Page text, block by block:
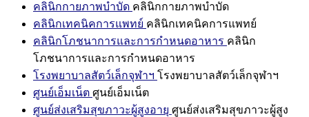
คลินิกกายภาพบำบัด คลินิกกายภาพบำบัด
คลินิกเทคนิคการแพทย์ คลินิกเทคนิคการแพทย์
คลินิกโภชนาการและการกำหนดอาหาร คลินิก
โภชนาการและการกำหนดอาหาร
โรงพยาบาลสัตว์เล็กจุฬาฯ โรงพยาบาลสัตว์เล็กจุฬาฯ
ศูนย์เอ็มเน็ต ศูนย์เอ็มเน็ต
ศูนย์ส่งเสริมสุขภาวะผู้สูงอายุ ศูนย์ส่งเสริมสุขภาวะผู้สูง